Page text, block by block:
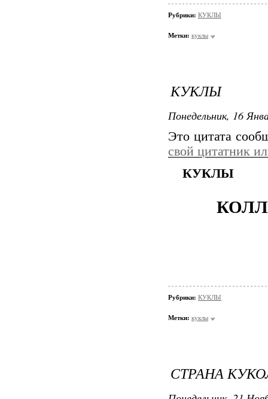
Рубрики: КУКЛЫ
Метки: куклы
КУКЛЫ
Понедельник, 16
Это цитата
свой цитатник
КУКЛЫ
Рубрики: КУКЛЫ
Метки: куклы
СТРАНА КУКОЛ